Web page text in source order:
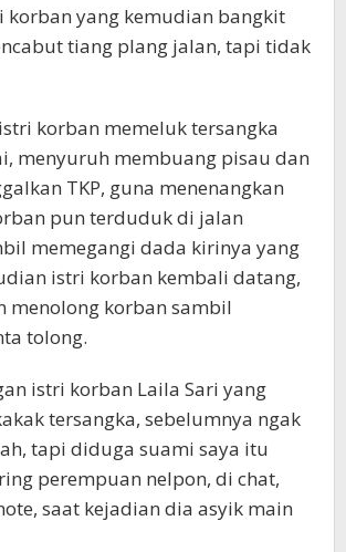
korban yang kemudian bangkit
tiang plang jalan, tapi tidak
korban memeluk tersangka
menyuruh membuang pisau dan
TKP, guna menenangkan
pun terduduk di jalan
memegangi dada kirinya yang
istri korban kembali datang,
menolong korban sambil
tolong.
istri korban Laila Sari yang
tersangka, sebelumnya ngak
tapi diduga suami saya itu
perempuan nelpon, di chat,
saat kejadian dia asyik main